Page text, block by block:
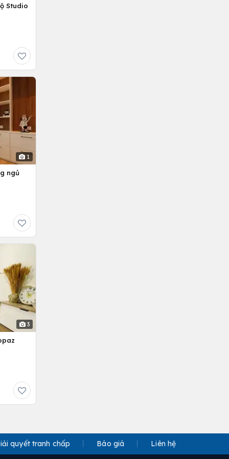
Studio
1
ngủ
3
quyết tranh chấp Báo giá Liên hệ